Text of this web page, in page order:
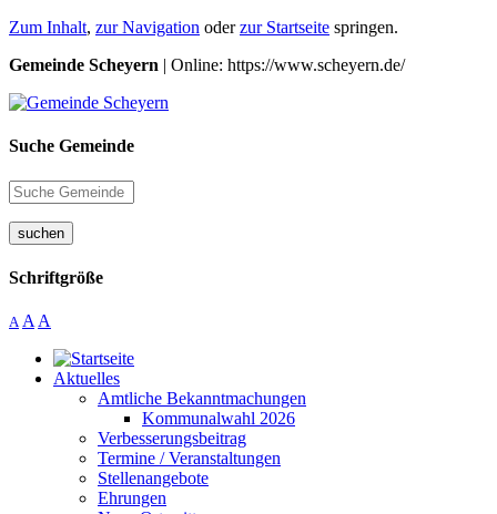
Zum Inhalt, zur Navigation oderzur Startseite springen.
Gemeinde Scheyern | Online: https://www.scheyern.de/
Suche Gemeinde
suchen
Schriftgröße
A A A
Aktuelles
Amtliche Bekanntmachungen
Kommunalwahl 2026
Verbesserungsbeitrag
Termine / Veranstaltungen
Stellenangebote
Ehrungen